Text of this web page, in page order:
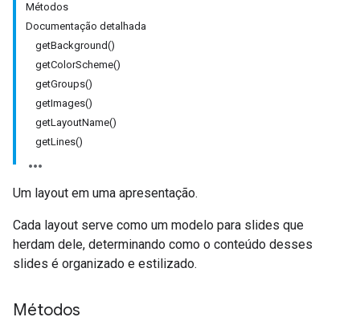
Métodos
Documentação detalhada
getBackground()
getColorScheme()
getGroups()
getImages()
getLayoutName()
getLines()
Um layout em uma apresentação.
Cada layout serve como um modelo para slides que
herdam dele, determinando como o conteúdo desses
slides é organizado e estilizado.
Métodos